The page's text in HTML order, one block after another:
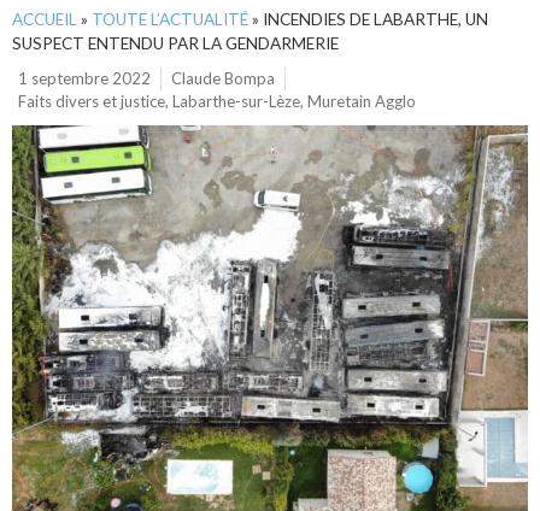
ACCUEIL » TOUTE L’ACTUALITÉ» INCENDIES DE LABARTHE, UN
SUSPECT ENTENDU PAR LA GENDARMERIE
1 septembre 2022
Claude Bompa
Faits divers et justice, Labarthe-sur-Lèze, Muretain Agglo